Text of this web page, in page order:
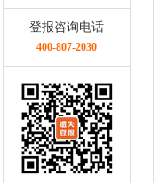
登报咨询电话
400-807-2030